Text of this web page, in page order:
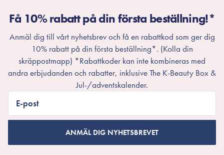
Få 10% rabatt på din första beställning!*
Anmäl dig till vårt nyhetsbrev och få en rabattkod som ger dig
10% rabatt på din första beställning*. (Kolla din
skräppostmapp) *Rabattkoder kan inte kombineras med
andra erbjudanden och rabatter, inklusive The K-Beauty Box &
Jul-/adventskalender.
E-post
ANMÄL DIG NYHETSBREVET